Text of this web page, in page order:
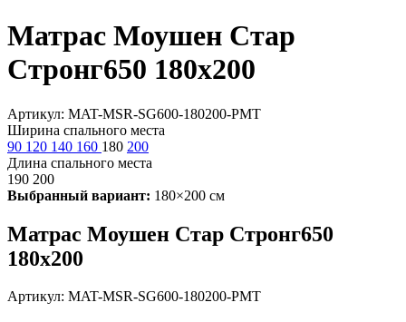
Матрас Моушен Стар
Стронг650 180х200
Артикул: MAT-MSR-SG600-180200-PMT
Ширина спального места
90 120 140 160 180 200
Длина спального места
190 200
Выбранный вариант: 180×200 см
Матрас Моушен Стар Стронг650
180х200
Артикул: MAT-MSR-SG600-180200-PMT